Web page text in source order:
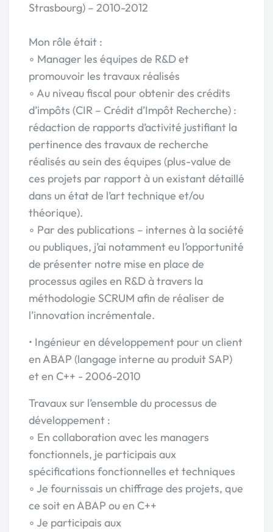
Strasbourg) – 2010-2012
Mon rôle était :
◦ Manager les équipes de R&D et
promouvoir les travaux réalisés
◦ Au niveau fiscal pour obtenir des crédits
d’impôts (CIR – Crédit d’Impôt Recherche) :
rédaction de rapports d’activité justifiant la
pertinence des travaux de recherche
réalisés au sein des équipes (plus-value de
ces projets par rapport à un existant détaillé
dans un état de l’art technique et/ou
théorique).
◦ Par des publications – internes à la société
ou publiques, j’ai notamment eu l’opportunité
de présenter notre mise en place de
processus agiles en R&D à travers la
méthodologie SCRUM afin de réaliser de
l’innovation incrémentale.
• Ingénieur en développement pour un client
en ABAP (langage interne au produit SAP)
et en C++ - 2006-2010
Travaux sur l’ensemble du processus de
développement :
◦ En collaboration avec les managers
fonctionnels, je participais aux
spécifications fonctionnelles et techniques
◦ Je fournissais un chiffrage des projets, que
ce soit en ABAP ou en C++
◦ Je participais aux